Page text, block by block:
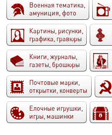
Военная тематика,
амуниция, фото
Картины, рисунки,
графика, гравюры
Книги, журналы,
газеты, брошюры
Почтовые марки,
открытки, конверты
Елочные игрушки,
игры, машинки